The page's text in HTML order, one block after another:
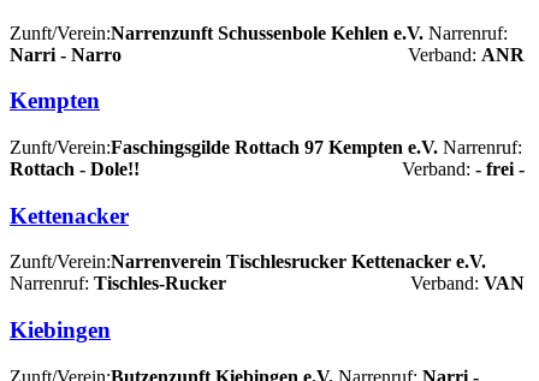
Zunft/Verein:Narrenzunft Schussenbole Kehlen e.V. Narrenruf:
Narri - Narro
Verband: ANR
Kempten
Zunft/Verein:Faschingsgilde Rottach 97 Kempten e.V. Narrenruf:
Rottach - Dole!!
Verband: - frei -
Kettenacker
Zunft/Verein:Narrenverein Tischlesrucker Kettenacker e.V.
Narrenruf: Tischles-Rucker Verband: VAN
Kiebingen
Zunft/Verein:Butzenzunft Kiebingen e.V. Narrenruf: Narri -